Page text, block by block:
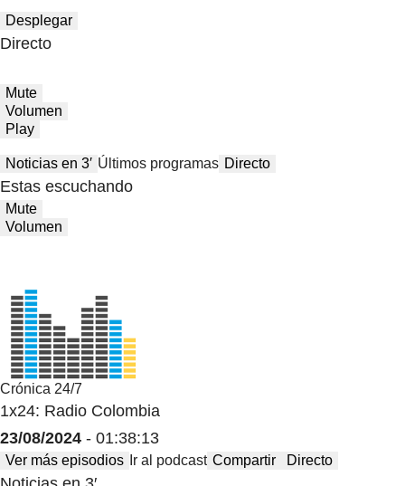
Desplegar
Directo
Mute
Volumen
Play
Noticias en 3′ Últimos programas Directo
Estas escuchando
Mute
Volumen
Crónica 24/7
1x24: Radio Colombia
23/08/2024 - 01:38:13
Ver más episodios Ir al podcast Compartir Directo